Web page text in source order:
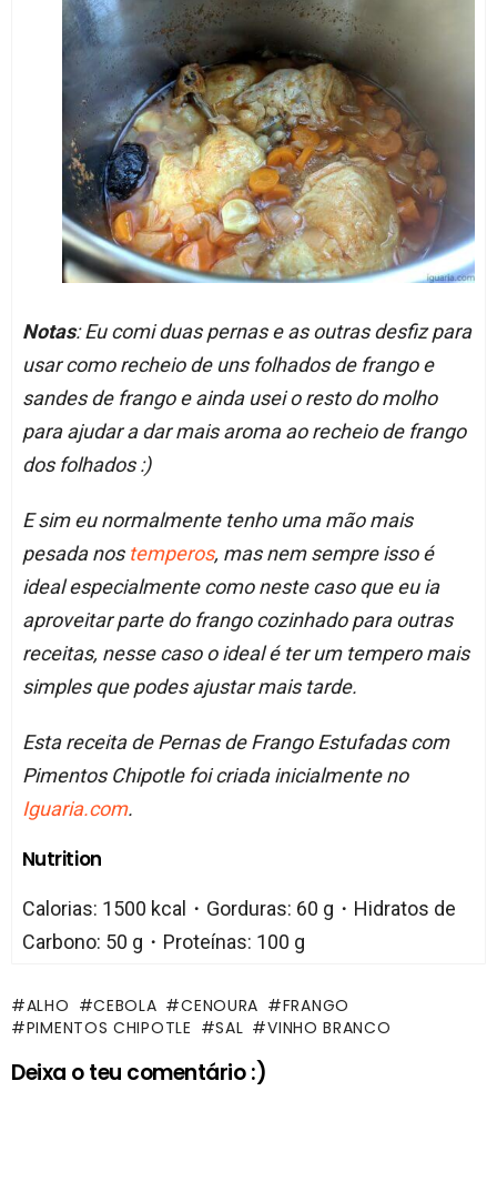
Notas: Eu comi duas pernas e as outras desfiz para
usar como recheio de uns folhados de frango e
sandes de frango e ainda usei o resto do molho
para ajudar a dar mais aroma ao recheio de frango
dos folhados :)
E sim eu normalmente tenho uma mão mais
pesada nos temperos, mas nem sempre isso é
ideal especialmente como neste caso que eu ia
aproveitar parte do frango cozinhado para outras
receitas, nesse caso o ideal é ter um tempero mais
simples que podes ajustar mais tarde.
Esta receita de Pernas de Frango Estufadas com
Pimentos Chipotle foi criada inicialmente no
Iguaria.com.
Nutrition
Calorias: 1500 kcal・Gorduras: 60 g・Hidratos de
Carbono: 50 g・Proteínas: 100 g
ALHO CEBOLA CENOURA
FRANGO
PIMENTOS CHIPOTLE
SAL VINHO BRANCO
Deixa o teu comentário :)